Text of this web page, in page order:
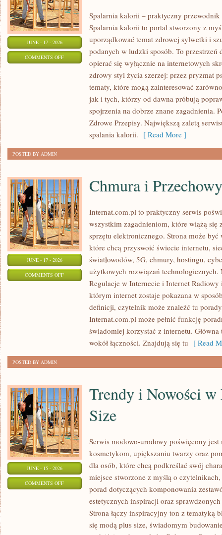
JUNE - 17 - 2026
COMMENTS OFFON
MOTYWACJA
Spalarnia kalorii – praktyczny
Spalarnia kalorii to portal stworzony z
uporządkować temat zdrowej sylwetki i
podanych w ludzki sposób. To
opierać się wyłącznie na internetowych
zdrowy styl życia szerzej: przez pryzmat
tematy, które mogą zainteresować
jak i tych, którzy od dawna próbują
spojrzenia na dobrze znane zagadnienia.
Zdrowe Przepisy. Największą zaletą
spalania kalorii. [ Read More ]
POSTED BY ADMIN
JUNE - 17 - 2026
COMMENTS OFFON
PRZECHOWYWANIE
Chmura i
Internat.com.pl to praktyczny serwis
wszystkim zagadnieniom, które wiążą się
sprzętu elektronicznego. Strona może
które chcą przyswoić świecie internetu,
światłowodów, 5G, chmury, hostingu,
użytkowych rozwiązań technologicznych.
Regulacje w Internecie i Internet
którym internet zostaje pokazana w
definicji, czytelnik może znaleźć tu
Internat.com.pl może pełnić funkcję
świadomiej korzystać z internetu.
wokół łączności. Znajdują się tu [ Read
POSTED BY ADMIN
JUNE - 15 - 2026
COMMENTS OFFON
Trendy i Nowości w
Size
Serwis modowo-urodowy poświęcony
kosmetykom, upiększaniu twarzy oraz
dla osób, które chcą podkreślać swój
miejsce stworzone z myślą o
porad dotyczących komponowania
estetycznych inspiracji oraz
Strona łączy inspiracyjny ton z tematyką
się modą plus size, świadomym